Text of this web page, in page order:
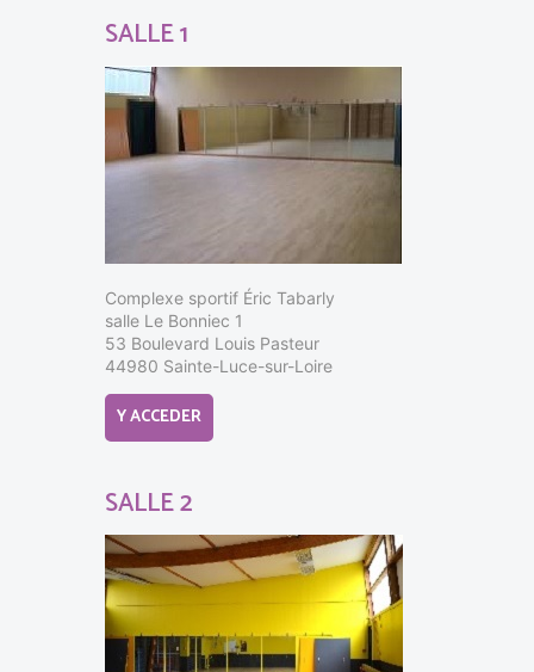
SALLE 1
Complexe sportif Éric Tabarly
salle Le Bonniec 1
53 Boulevard Louis Pasteur
44980 Sainte-Luce-sur-Loire
Y ACCEDER
SALLE 2